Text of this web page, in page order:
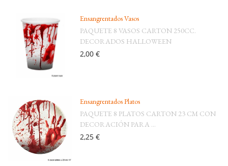
Ensangrentados Vasos
PAQUETE 8 VASOS CARTON 250CC.
DECORADOS HALLOWEEN
2,00 €
Ensangrentados Platos
PAQUETE 8 PLATOS CARTON 23 CM CON
DECORACIÓN PARA ...
2,25 €